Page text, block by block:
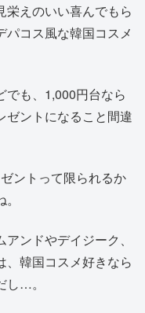
栄えのいい喜んでもら
パコス風な韓国コスメ
でも、1,000円台なら
ゼントになること間違
ントって限られるか
ンドやデイジーク、
、韓国コスメ好きなら
し…。